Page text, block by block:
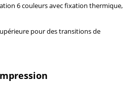
6 couleurs avec fixation thermique,
pour des transitions de